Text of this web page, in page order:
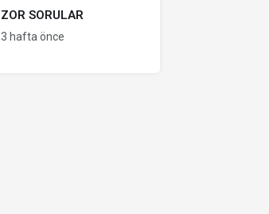
ZOR SORULAR
3 hafta önce